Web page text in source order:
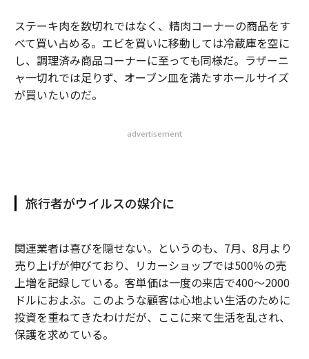
ステーキ肉を数切れではなく、精肉コーナーの商品をす
べて買い占める。エビを買いに移動しては冷蔵庫を空に
し、調理済み商品コーナーに至っても同様だ。ラザーニ
ャ一切れでは足りず、オーブン皿を満たすホールサイズ
が買いたいのだ。
advertisement
旅行者がウイルスの媒介に
関連業者は喜びを隠せない。というのも、7月、8月より
売り上げが伸びており、リカーショップでは500％の売
上増を記録している。客単価は一度の来店で400〜2000
ドルにおよぶ。このような顧客は心地よい生活のために
投資を重ねてきたわけだが、ここに来て生活を乱され、
保護を求めている。